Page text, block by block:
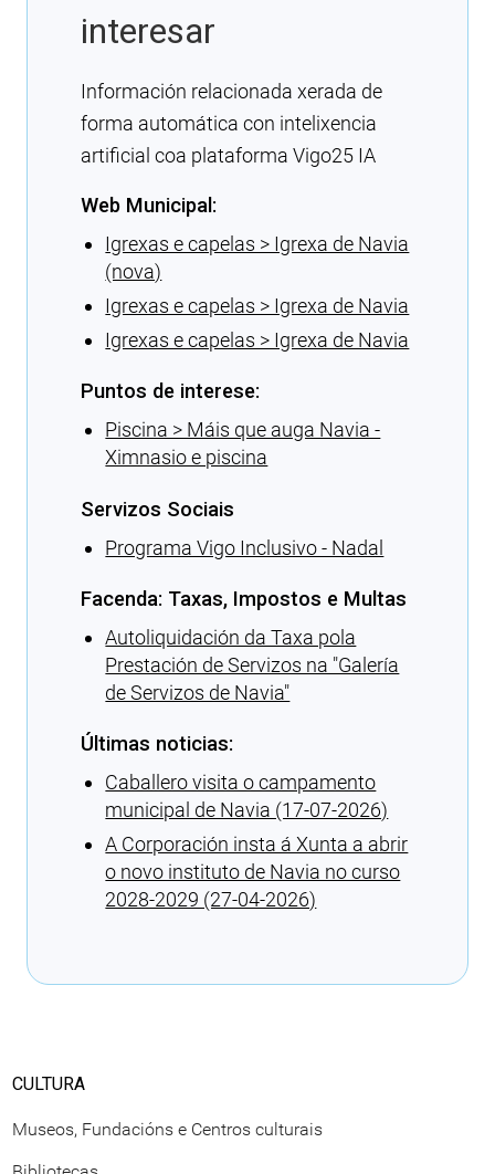
interesar
Información relacionada xerada de
forma automática con intelixencia
artificial coa plataforma Vigo25 IA
Web Municipal:
Igrexas e capelas > Igrexa de Navia
(nova)
Igrexas e capelas > Igrexa de Navia
Igrexas e capelas > Igrexa de Navia
Puntos de interese:
Piscina > Máis que auga Navia -
Ximnasio e piscina
Servizos Sociais
Programa Vigo Inclusivo - Nadal
Facenda: Taxas, Impostos e Multas
Autoliquidación da Taxa pola
Prestación de Servizos na ″Galería
de Servizos de Navia″
Últimas noticias:
Caballero visita o campamento
municipal de Navia (17-07-2026)
A Corporación insta á Xunta a abrir
o novo instituto de Navia no curso
2028-2029 (27-04-2026)
CULTURA
Museos, Fundacións e Centros culturais